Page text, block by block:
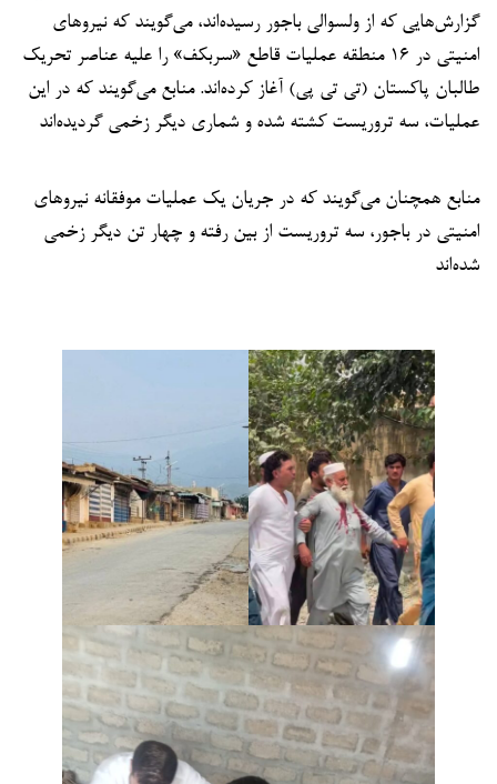
گزارش‌هایی که از ولسوالی باجور رسیده‌اند، می‌گویند که نیروهای
امنیتی در ۱۶ منطقه عملیات قاطع «سربکف» را علیه عناصر تحریک
طالبان پاکستان (تی تی پی) آغاز کرده‌اند. منابع می‌گویند که در این
عملیات، سه تروریست کشته شده و شماری دیگر زخمی گردیده‌اند
منابع همچنان می‌گویند که در جریان یک عملیات موفقانه نیروهای
امنیتی در باجور، سه تروریست از بین رفته و چهار تن دیگر زخمی
شده‌اند